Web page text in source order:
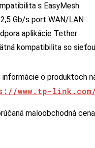
s EasyMesh
Gb/s port WAN/LAN
aplikácie Tether
kompatibilita so
informácie o produktoch
www.tp-
maloobchodná